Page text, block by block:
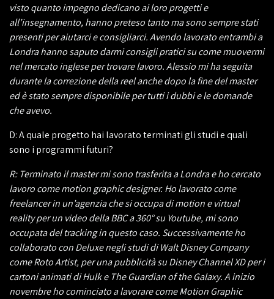
visto quanto impegno dedicano ai loro progetti e
all’insegnamento, hanno preteso tanto ma sono sempre stati
presenti per aiutarci e consigliarci. Avendo lavorato entrambi a
Londra hanno saputo darmi consigli pratici su come muovermi
nel mercato inglese per trovare lavoro. Alessio mi ha seguita
durante la correzione della reel anche dopo la fine del master
ed è stato sempre disponibile per tutti i dubbi e le domande
che avevo.
D: A quale progetto hai lavorato terminati gli studi e quali
sono i programmi futuri?
R: Terminato il master mi sono trasferita a Londra e ho cercato
lavoro come motion graphic designer. Ho lavorato come
freelancer in un’agenzia che si occupa di motion e virtual
reality per un video della BBC a 360° su Youtube, mi sono
occupata del tracking in questo caso. Successivamente ho
collaborato con Deluxe negli studi di Walt Disney Company
come Roto Artist, per una pubblicità su Disney Channel XD per i
cartoni animati di Hulk e The Guardian of the Galaxy. A inizio
novembre ho cominciato a lavorare come Motion Graphic